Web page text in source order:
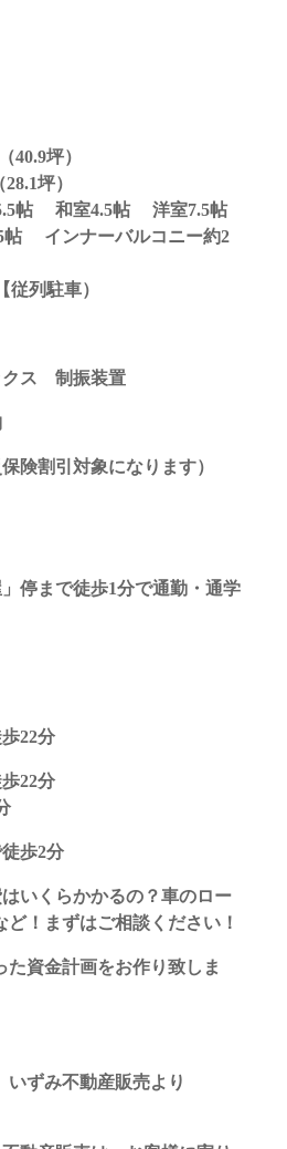
40.9坪）
坪）
帖 和室4.5帖 洋室7.5帖
インナーバルコニー約2
従列駐車）
クス 制振装置
険割引対象になります）
停まで徒歩1分で通勤・通学
22分
22分
歩2分
いくらかかるの？車のロー
ど！まずはご相談ください！
資金計画をお作り致しま
不動産販売より